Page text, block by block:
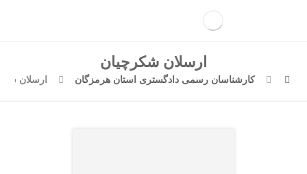
ارسلان شکرچیان
کارشناسان رسمی دادگستری استان هرمزگان ارسلان